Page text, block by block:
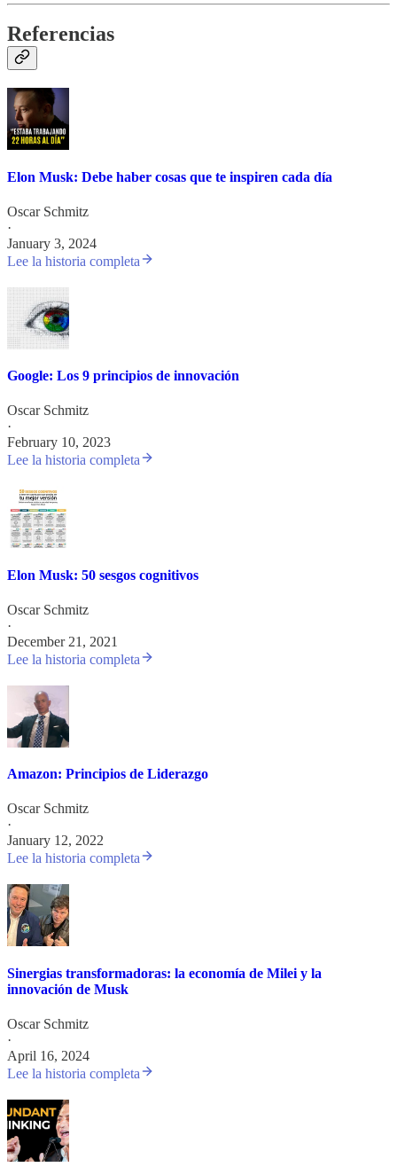
Referencias
Elon Musk: Debe haber cosas que te inspiren cada día
Oscar Schmitz
·
January 3, 2024
Lee la historia completa
Google: Los 9 principios de innovación
Oscar Schmitz
·
February 10, 2023
Lee la historia completa
Elon Musk: 50 sesgos cognitivos
Oscar Schmitz
·
December 21, 2021
Lee la historia completa
Amazon: Principios de Liderazgo
Oscar Schmitz
·
January 12, 2022
Lee la historia completa
Sinergias transformadoras: la economía de Milei y la
innovación de Musk
Oscar Schmitz
·
April 16, 2024
Lee la historia completa